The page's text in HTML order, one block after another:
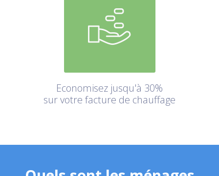
Economisez jusqu'à 30%
sur votre facture de chauffage